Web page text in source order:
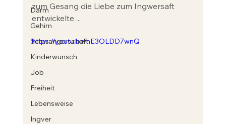
Darm
Gehirn
Schwangerschaft
Kinderwunsch
Job
Freiheit
Lebensweise
Ingver
zum Gesang die Liebe zum Ingwersaft
entwickelte ...
https://youtu.be/nE3OLDD7wnQ